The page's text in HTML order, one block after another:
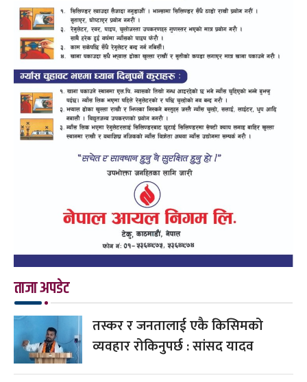
ताजा अपडेट
तस्कर र जनतालाई एकै किसिमको
व्यवहार रोकिनुपर्छ : सांसद यादव